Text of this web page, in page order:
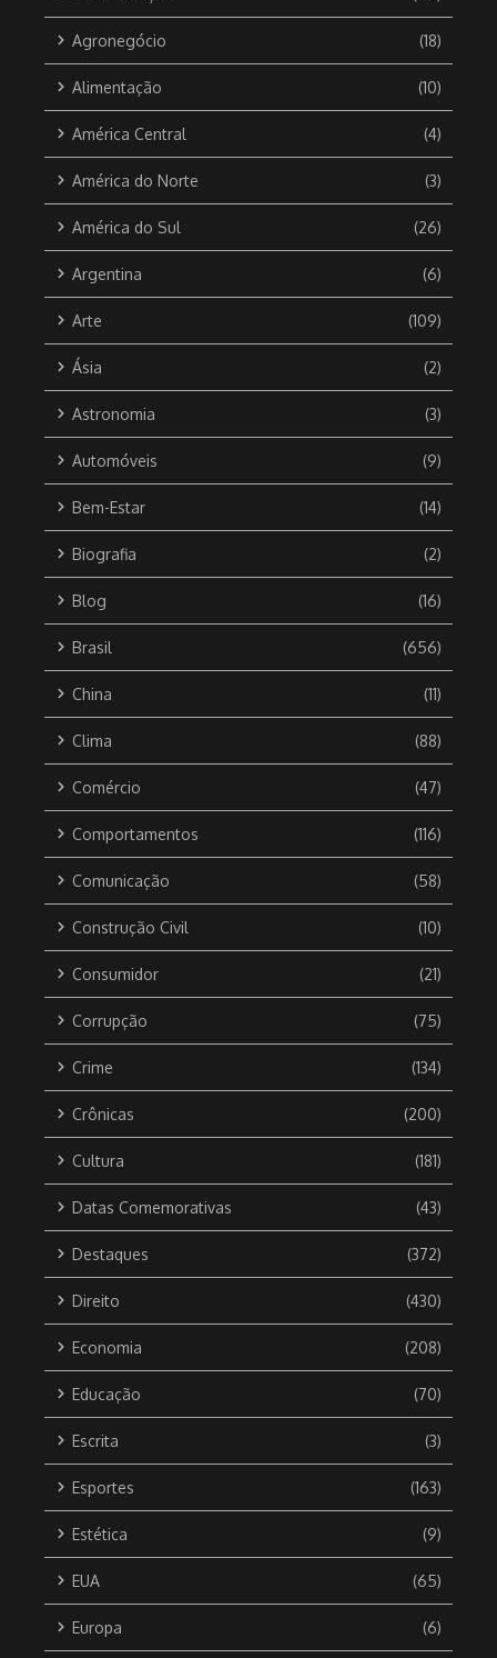
Agronegócio (18)
Alimentação (10)
América Central (4)
América do Norte (3)
América do Sul (26)
Argentina (6)
Arte (109)
Ásia (2)
Astronomia (3)
Automóveis (9)
Bem-Estar (14)
Biografia (2)
Blog (16)
Brasil (656)
China (11)
Clima (88)
Comércio (47)
Comportamentos (116)
Comunicação (58)
Construção Civil (10)
Consumidor (21)
Corrupção (75)
Crime (134)
Crônicas (200)
Cultura (181)
Datas Comemorativas (43)
Destaques (372)
Direito (430)
Economia (208)
Educação (70)
Escrita (3)
Esportes (163)
Estética (9)
EUA (65)
Europa (6)